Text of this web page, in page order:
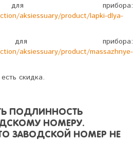
прибора:
aksiessuary/product/lapki-dlya-
прибора:
aksiessuary/product/massazhnye-
скидка.
ПОДЛИННОСТЬ
НОМЕРУ.
ЗАВОДСКОЙ НОМЕР НЕ